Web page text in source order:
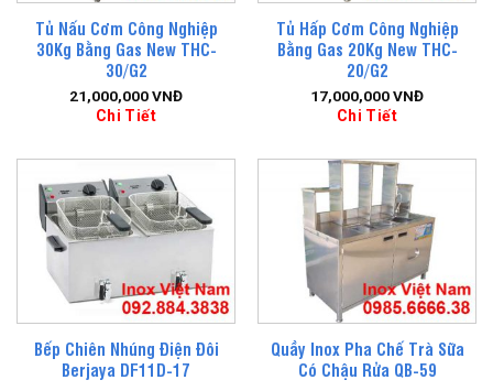
Tủ Nấu Cơm Công Nghiệp
30Kg Bằng Gas New THC-
30/G2
21,000,000VNĐ
Chi Tiết
Tủ Hấp Cơm Công Nghiệp
Bằng Gas 20Kg New THC-
20/G2
17,000,000VNĐ
Chi Tiết
Bếp Chiên Nhúng Điện Đôi
Berjaya DF11D-17
Quầy Inox Pha Chế Trà Sữa
Có Chậu Rửa QB-59